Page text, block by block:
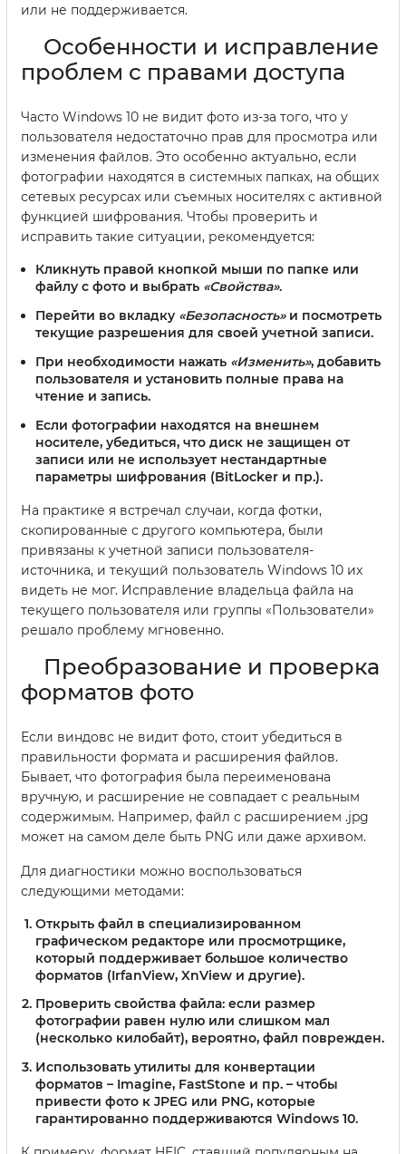
или не поддерживается.
Особенности и исправление
проблем с правами доступа
Часто Windows 10 не видит фото из-за того, что у
пользователя недостаточно прав для просмотра или
изменения файлов. Это особенно актуально, если
фотографии находятся в системных папках, на общих
сетевых ресурсах или съемных носителях с активной
функцией шифрования. Чтобы проверить и
исправить такие ситуации, рекомендуется:
Кликнуть правой кнопкой мыши по папке или
файлу с фото и выбрать «Свойства».
Перейти во вкладку «Безопасность»и посмотреть
текущие разрешения для своей учетной записи.
При необходимости нажать «Изменить», добавить
пользователя и установить полные права на
чтение и запись.
Если фотографии находятся на внешнем
носителе, убедиться, что диск не защищен от
записи или не использует нестандартные
параметры шифрования (BitLocker и пр.).
На практике я встречал случаи, когда фотки,
скопированные с другого компьютера, были
привязаны к учетной записи пользователя-
источника, и текущий пользователь Windows 10 их
видеть не мог. Исправление владельца файла на
текущего пользователя или группы «Пользователи»
решало проблему мгновенно.
Преобразование и проверка
форматов фото
Если виндовс не видит фото, стоит убедиться в
правильности формата и расширения файлов.
Бывает, что фотография была переименована
вручную, и расширение не совпадает с реальным
содержимым. Например, файл с расширением .jpg
может на самом деле быть PNG или даже архивом.
Для диагностики можно воспользоваться
следующими методами:
Открыть файл в специализированном
графическом редакторе или просмотрщике,
который поддерживает большое количество
форматов (IrfanView, XnView и другие).
Проверить свойства файла: если размер
фотографии равен нулю или слишком мал
(несколько килобайт), вероятно, файл поврежден.
Использовать утилиты для конвертации
форматов – Imagine, FastStone и пр. – чтобы
привести фото к JPEG или PNG, которые
гарантированно поддерживаются Windows 10.